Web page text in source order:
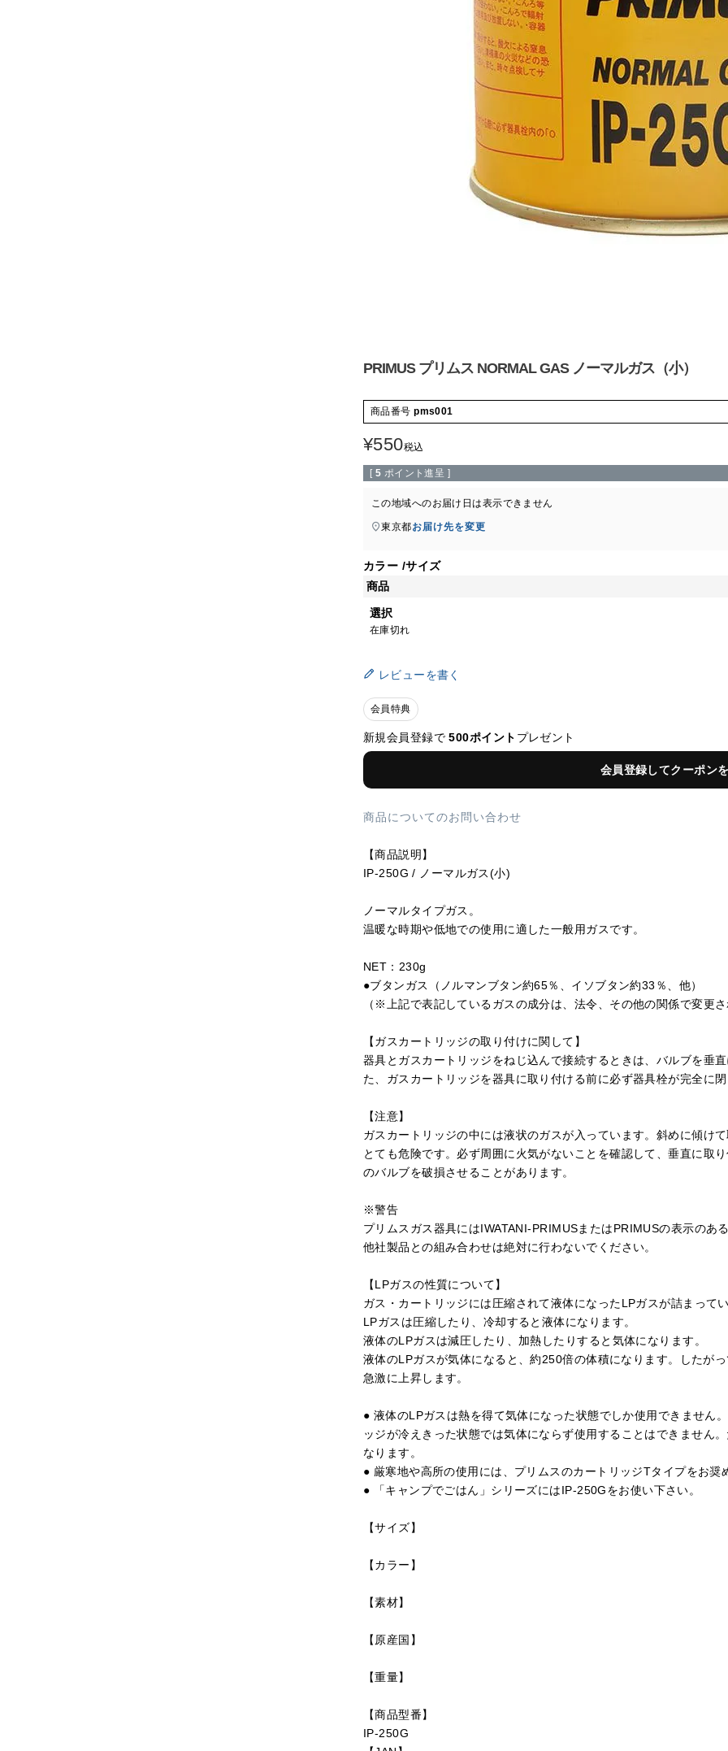
PRIMUS プリムス NORMAL GAS ノーマルガス（小）
商品番号 pms001
¥550税込
[ 5 ポイント進呈 ]
この地域へのお届け日は表示できません
東京都お届け先を変更
カラー サイズ
商品
選択
在庫切れ
レビューを書く
会員特典
新規会員登録で500ポイント プレゼント
会員登録してクーポン
商品についてのお問い合わせ
【商品説明】
IP-250G / ノーマルガス(小)
ノーマルタイプガス。
温暖な時期や低地での使用に適した一般用ガスです。
NET：230g
●ブタンガス（ノルマンブタン約65％、イソブタン約33％、他）
（※上記で表記しているガスの成分は、法令、その他の関係で変更さ
【ガスカートリッジの取り付けに関して】
器具とガスカートリッジをねじ込んで接続するときは、バルブを垂
た、ガスカートリッジを器具に取り付ける前に必ず器具栓が完全に
【注意】
ガスカートリッジの中には液状のガスが入っています。斜めに傾け
とても危険です。必ず周囲に火気がないことを確認して、垂直に取
のバルブを破損させることがあります。
※警告
プリムスガス器具にはIWATANI-PRIMUSまたはPRIMUSの表示のあ
他社製品との組み合わせは絶対に行わないでください。
【LPガスの性質について】
ガス・カートリッジには圧縮されて液体になったLPガスが詰まってい
LPガスは圧縮したり、冷却すると液体になります。
液体のLPガスは減圧したり、加熱したりすると気体になります。
液体のLPガスが気体になると、約250倍の体積になります。したが
急激に上昇します。
● 液体のLPガスは熱を得て気体になった状態でしか使用できません
ッジが冷えきった状態では気体にならず使用することはできません
なります。
● 厳寒地や高所の使用には、プリムスのカートリッジTタイプをお奨
● 「キャンプでごはん」シリーズにはIP-250Gをお使い下さい。
【サイズ】
【カラー】
【素材】
【原産国】
【重量】
【商品型番】
IP-250G